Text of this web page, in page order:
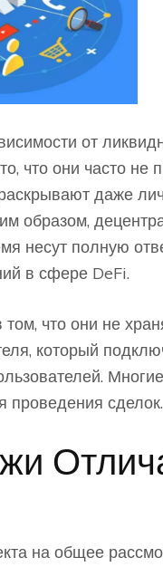
от
что они часто
даже
образом,
несут полную
в сфере DeFi.
что они не
который
проведения сделок.
на общее